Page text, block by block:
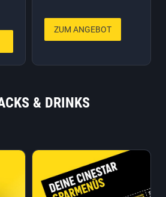
ZUM ANGEBOT
& DRINKS